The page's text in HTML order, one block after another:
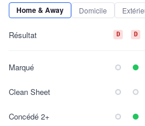
Home & Away Domicile
Résultat D D
Marqué
Clean Sheet
Concédé 2+